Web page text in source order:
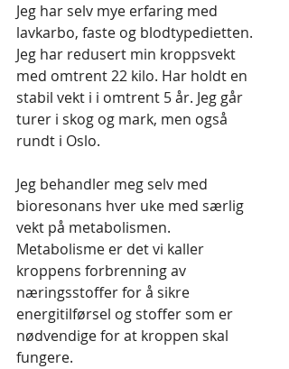
Jeg har selv mye erfaring med
lavkarbo, faste og blodtypedietten.
Jeg har redusert min kroppsvekt
med omtrent 22 kilo. Har holdt en
stabil vekt i i omtrent 5 år. Jeg går
turer i skog og mark, men også
rundt i Oslo.
Jeg behandler meg selv med
bioresonans hver uke med særlig
vekt på metabolismen.
Metabolisme er det vi kaller
kroppens forbrenning av
næringsstoffer for å sikre
energitilførsel og stoffer som er
nødvendige for at kroppen skal
fungere.